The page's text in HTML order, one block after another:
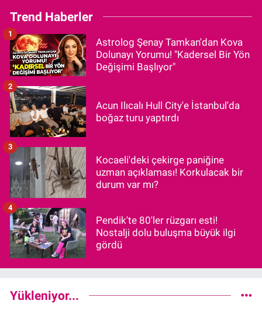
Trend Haberler
Astrolog Şenay Tamkan'dan Kova
Dolunayı Yorumu! "Kadersel Bir Yön
Değişimi Başlıyor"
1
Acun Ilıcalı Hull City'e İstanbul'da
boğaz turu yaptırdı
2
Kocaeli'deki çekirge paniğine
uzman açıklaması! Korkulacak bir
durum var mı?
3
Pendik'te 80'ler rüzgarı esti!
Nostalji dolu buluşma büyük ilgi
gördü
4
Yükleniyor...